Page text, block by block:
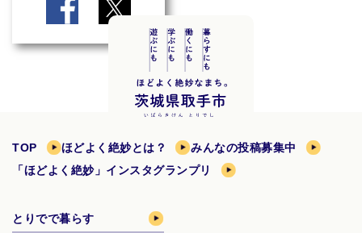
TOP ほどよく絶妙とは？
みんなの投稿募集中
「ほどよく絶妙」インスタグランプリ
とりでで暮らす